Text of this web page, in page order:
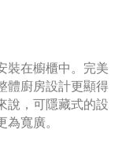
裝在櫥櫃中。完美
體廚房設計更顯得
說，可隱藏式的設
寬廣。